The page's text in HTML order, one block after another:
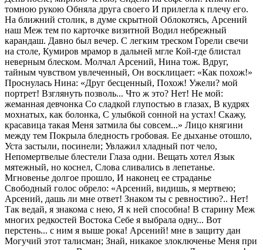
томною рукою Обняла друга своего И прилегла к плечу его.
На ближний столик, в думе скрытной Облокотясь, Арсений
наш Меж тем по карточке визитной Водил небрежный
карандаш. Давно был вечер. С легким треском Горели свечи
на столе, Кумиров мрамор в дальней мгле Кой-где блистал
неверным блеском. Молчал Арсений, Нина тож. Вдруг,
тайным чувством увлеченный, Он восклицает: «Как похож!»
Проснулась Нина: «Друг бесценный, Похож! Ужели? мой
портрет! Взглянуть позволь... Что ж это? Нет! Не мой:
жеманная девчонка Со сладкой глупостью в глазах, В кудрях
мохнатых, как болонка, С улыбкой сонной на устах! Скажу,
красавица такая Меня затмила бы совсем...» Лицо княгини
между тем Покрыла бледность гробовая. Ее дыханье отошло,
Уста застыли, посинели; Увлажил хладный пот чело,
Непомертвелые блестели Глаза одни. Вещать хотел Язык
мятежный, но коснел, Слова сливались в лепетанье.
Мгновенье долгое прошло, И наконец ее страданье
Свободный голос обрело: «Арсений, видишь, я мертвею;
Арсений, дашь ли мне ответ! Знаком ты с ревностию?.. Нет!
Так ведай, я знакома с нею, Я к ней способна! В старину Меж
многих редкостей Востока Себе я выбрала одну... Вот
перстень... с ним я выше рока! Арсений! мне в защиту дан
Могучий этот талисман; Знай, никакое злоключенье Меня при